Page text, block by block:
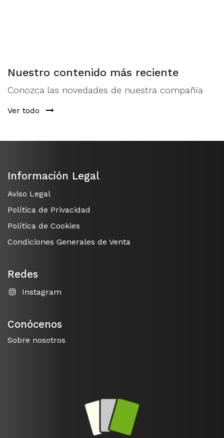
Nuestro contenido más reciente
Conozca las novedades de nuestra compañía
Ver todo
Información Legal
Aviso Legal
Política de Privacidad
Política de Cookies
Condiciones Generales de Venta
Redes
Instagram
Conócenos
Sobre nosotros